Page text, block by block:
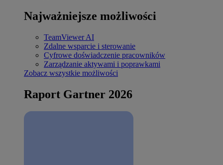
Najważniejsze możliwości
TeamViewer AI
Zdalne wsparcie i sterowanie
Cyfrowe doświadczenie pracowników
Zarządzanie aktywami i poprawkami
Zobacz wszystkie możliwości
Raport Gartner 2026